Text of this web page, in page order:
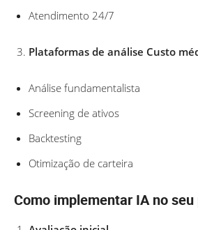
Atendimento 24/7
Plataformas de análise Custo
Análise fundamentalista
Screening de ativos
Backtesting
Otimização de carteira
Como implementar IA no